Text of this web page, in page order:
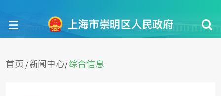
首页 /新闻中心/综合信息